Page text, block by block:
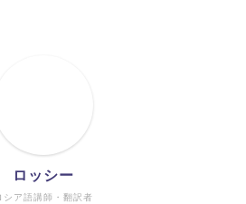
シア語講師・翻訳者
ロッシー